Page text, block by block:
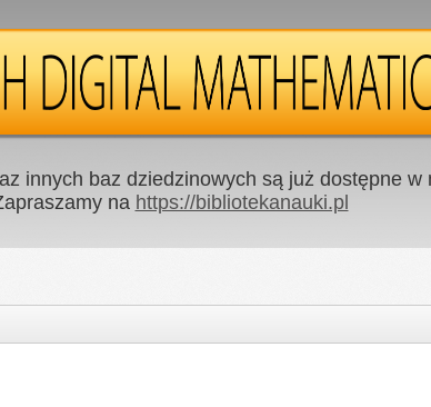
innych baz dziedzinowych są już dostępne
na https://bibliotekanauki.pl